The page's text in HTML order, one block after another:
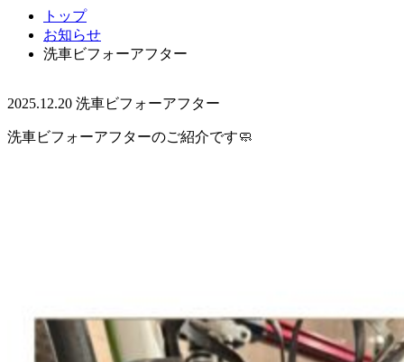
トップ
お知らせ
洗車ビフォーアフター
2025.12.20 洗車ビフォーアフター
洗車ビフォーアフターのご紹介です🧼